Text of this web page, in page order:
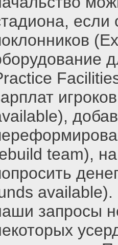
если
team),
запросы